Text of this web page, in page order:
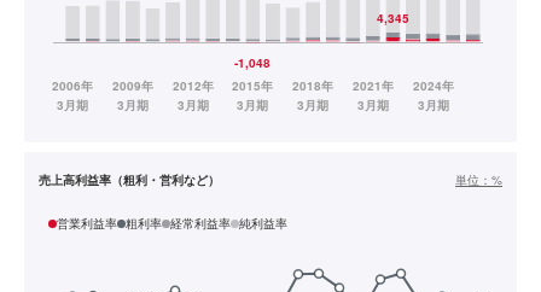
売上高利益率（粗利・営利など） 単位： %
営業利益率 粗利率 経常利益率 純利益率